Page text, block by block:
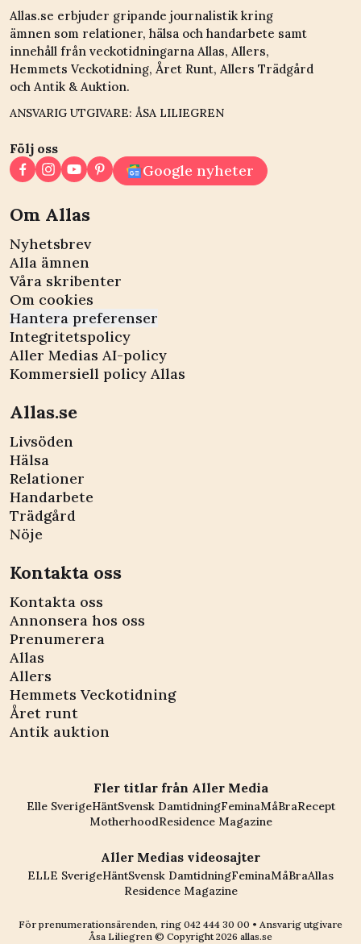
Allas.se erbjuder gripande journalistik kring
ämnen som relationer, hälsa och handarbete samt
innehåll från veckotidningarna Allas, Allers,
Hemmets Veckotidning, Året Runt, Allers Trädgård
och Antik & Auktion.
ANSVARIG UTGIVARE: ÅSA LILIEGREN
Följ oss
Google nyheter
Om Allas
Nyhetsbrev
Alla ämnen
Våra skribenter
Om cookies
Hantera preferenser
Integritetspolicy
Aller Medias AI-policy
Kommersiell policy Allas
Allas.se
Livsöden
Hälsa
Relationer
Handarbete
Trädgård
Nöje
Kontakta oss
Kontakta oss
Annonsera hos oss
Prenumerera
Allas
Allers
Hemmets Veckotidning
Året runt
Antik auktion
Fler titlar från Aller Media
Elle SverigeHäntSvensk DamtidningFeminaMåBraRecept
MotherhoodResidence Magazine
Aller Medias videosajter
ELLE SverigeHäntSvensk DamtidningFeminaMåBraAllas
Residence Magazine
För prenumerationsärenden, ring 042 444 30 00 • Ansvarig utgivare
Åsa Liliegren © Copyright2026 allas.se